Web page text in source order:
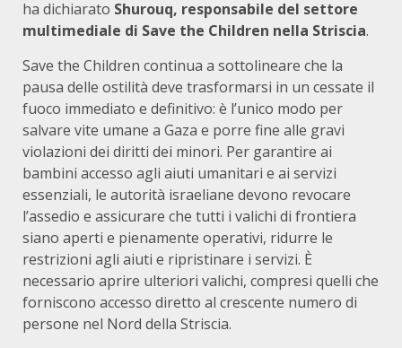
ha dichiarato Shurouq, responsabile del settore
multimediale di Save the Children nella Striscia.
Save the Children continua a sottolineare che la
pausa delle ostilità deve trasformarsi in un cessate il
fuoco immediato e definitivo: è l’unico modo per
salvare vite umane a Gaza e porre fine alle gravi
violazioni dei diritti dei minori. Per garantire ai
bambini accesso agli aiuti umanitari e ai servizi
essenziali, le autorità israeliane devono revocare
l’assedio e assicurare che tutti i valichi di frontiera
siano aperti e pienamente operativi, ridurre le
restrizioni agli aiuti e ripristinare i servizi. È
necessario aprire ulteriori valichi, compresi quelli che
forniscono accesso diretto al crescente numero di
persone nel Nord della Striscia.